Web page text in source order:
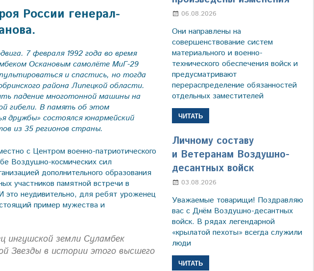
России генерал-
7 февраля 1992 года во время
Оскановым самолёте МиГ-29
и спастись, но тогда
района Липецкой области.
падение многотонной машины на
гибели. В память об этом
дружбы» состоялся юнармейский
из 35 регионов страны.
с Центром военно-патриотического
Воздушно-космических сил
дополнительного образования
участников памятной встречи в
неудивительно, для ребят уроженец
пример мужества и
ингушской земли Суламбек
Звезды в истории этого высшего
06.08.2026
Они направлены на
совершенствование систем
материального и военно-
технического обеспечения войск и
предусматривают
перераспределение обязанностей
отдельных заместителей
ЧИТАТЬ
Личному составу
и Ветеранам Воздушно-
десантных войск
03.08.2026
Уважаемые товарищи! Поздравляю
вас с Днём Воздушно-десантных
войск. В рядах легендарной
«крылатой пехоты» всегда служили
люди
ЧИТАТЬ